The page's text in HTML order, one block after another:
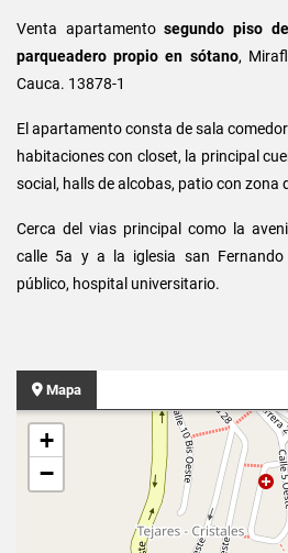
Venta apartamentosegundo piso
parqueadero propio en sótano,
Cauca. 13878-1
El apartamento consta de sala
habitaciones con closet, la principal
social, halls de alcobas, patio con zona
Cerca del vias principal como la
calle 5a y a la iglesia san
público, hospital universitario.
Mapa
+
−